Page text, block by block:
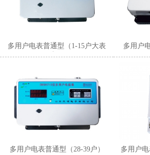
多用户电表普通型（1-15户大表
壳）
多用户
多用户电表普通型（28-39户）
多用户